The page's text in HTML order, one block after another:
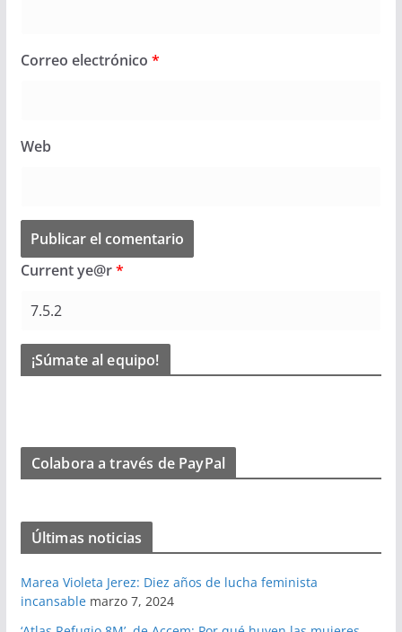
Correo electrónico *
Web
Current ye@r*
¡Súmate al equipo!
Colabora a través de PayPal
Últimas noticias
Marea Violeta Jerez: Diez años de lucha feminista
incansable marzo 7, 2024